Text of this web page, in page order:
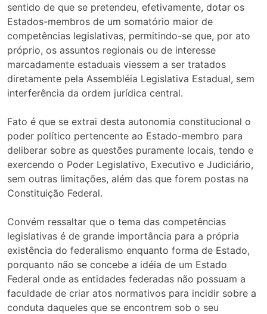
sentido de que se pretendeu, efetivamente, dotar os
Estados-membros de um somatório maior de
competências legislativas, permitindo-se que, por ato
próprio, os assuntos regionais ou de interesse
marcadamente estaduais viessem a ser tratados
diretamente pela Assembléia Legislativa Estadual, sem
interferência da ordem jurídica central.
Fato é que se extrai desta autonomia constitucional o
poder político pertencente ao Estado-membro para
deliberar sobre as questões puramente locais, tendo e
exercendo o Poder Legislativo, Executivo e Judiciário,
sem outras limitações, além das que forem postas na
Constituição Federal.
Convém ressaltar que o tema das competências
legislativas é de grande importância para a própria
existência do federalismo enquanto forma de Estado,
porquanto não se concebe a idéia de um Estado
Federal onde as entidades federadas não possuam a
faculdade de criar atos normativos para incidir sobre a
conduta daqueles que se encontrem sob o seu